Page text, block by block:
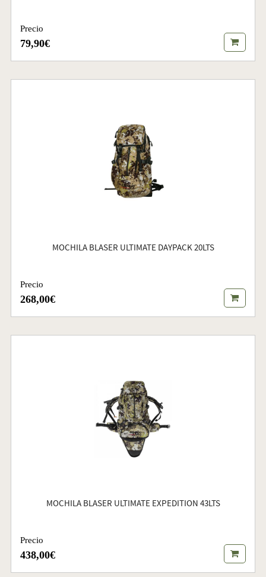
Precio
79,90€
MOCHILA BLASER ULTIMATE DAYPACK 20LTS
Precio
268,00€
MOCHILA BLASER ULTIMATE EXPEDITION 43LTS
Precio
438,00€